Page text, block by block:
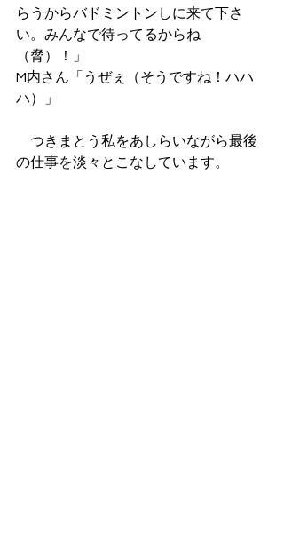
らうからバドミントンしに来て下さ
い。みんなで待ってるからね
（脅）！」
M内さん「うぜぇ（そうですね！ハハ
ハ）」
つきまとう私をあしらいながら最後
の仕事を淡々とこなしています。